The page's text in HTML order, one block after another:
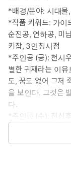
*배경/분야: 시대물
*작품 키워드: 가이
순진공, 연하공, 미
키잡, 3인칭시점
*주인공 (공): 천시
별한 귀재라는 이
도, 꿈도 없어 그저
을 보인다. 그것은
다.
*주인공 (수): 천신
는 선지사이자 무
귀재들의 꿈이자